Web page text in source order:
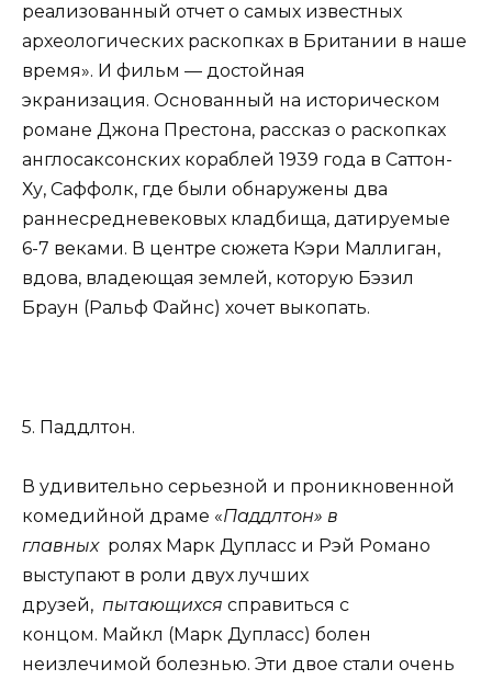
реализованный отчет о самых известных
археологических раскопках в Британии в наше
время». И фильм — достойная
экранизация. Основанный на историческом
романе Джона Престона, рассказ о раскопках
англосаксонских кораблей 1939 года в Саттон-
Ху, Саффолк, где были обнаружены два
раннесредневековых кладбища, датируемые
6-7 веками. В центре сюжета Кэри Маллиган,
вдова, владеющая землей, которую Бэзил
Браун (Ральф Файнс) хочет выкопать.
5. Паддлтон.
В удивительно серьезной и проникновенной
комедийной драме «Паддлтон» в
главныхролях Марк Дупласс и Рэй Романо
выступают в роли двух лучших
друзей, пытающихся справиться с
концом. Майкл (Марк Дупласс) болен
неизлечимой болезнью. Эти двое стали очень